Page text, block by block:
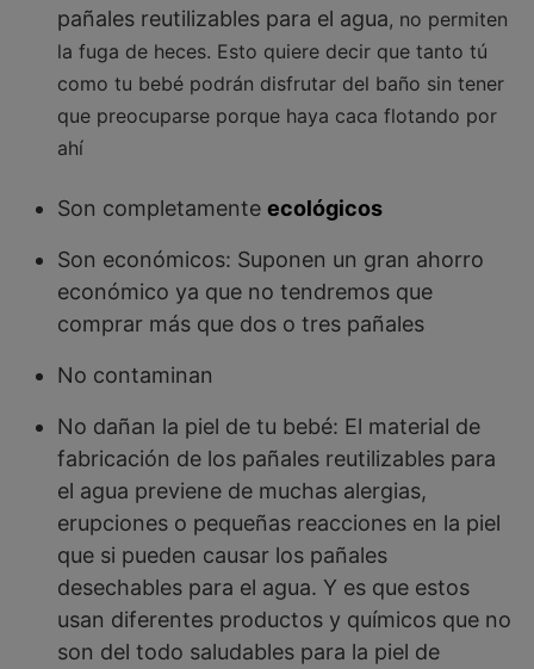
pañales reutilizables para el agua, no permiten
la fuga de heces. Esto quiere decir que tanto tú
como tu bebé podrán disfrutar del baño sin tener
que preocuparse porque haya caca flotando por
ahí
Son completamente ecológicos
Son económicos: Suponen un gran ahorro
económico ya que no tendremos que
comprar más que dos o tres pañales
No contaminan
No dañan la piel de tu bebé: El material de
fabricación de los pañales reutilizables para
el agua previene de muchas alergias,
erupciones o pequeñas reacciones en la piel
que si pueden causar los pañales
desechables para el agua. Y es que estos
usan diferentes productos y químicos que no
son del todo saludables para la piel de